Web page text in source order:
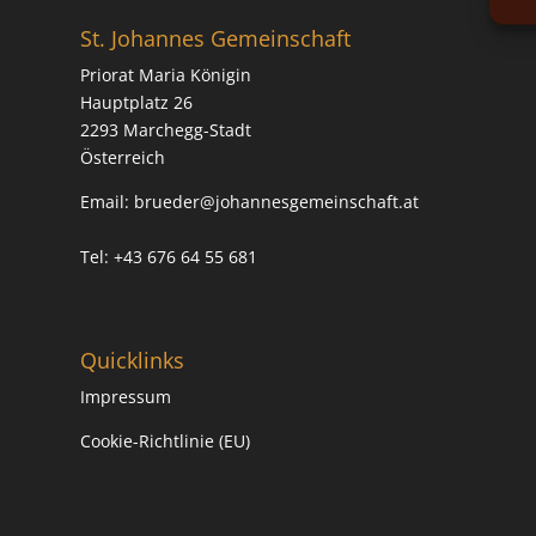
St. Johannes Gemeinschaft
Priorat Maria Königin
Hauptplatz 26
2293 Marchegg-Stadt
Österreich
Email: brueder@johannesgemeinschaft.at
Tel: +43 676 64 55 681
Quicklinks
Impressum
Cookie-Richtlinie (EU)